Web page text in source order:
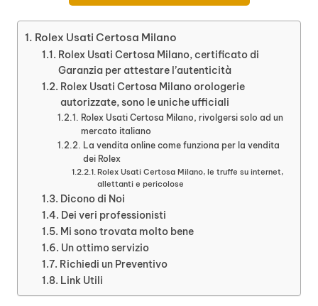
Rolex Usati Certosa Milano
Rolex Usati Certosa Milano, certificato di
Garanzia per attestare l’autenticità
Rolex Usati Certosa Milano orologerie
autorizzate, sono le uniche ufficiali
Rolex Usati Certosa Milano, rivolgersi solo ad un
mercato italiano
La vendita online come funziona per la vendita
dei Rolex
Rolex Usati Certosa Milano, le truffe su internet,
allettanti e pericolose
Dicono di Noi
Dei veri professionisti
Mi sono trovata molto bene
Un ottimo servizio
Richiedi un Preventivo
Link Utili